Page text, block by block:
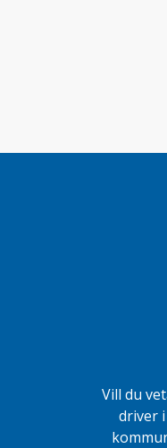
Vill du
driver